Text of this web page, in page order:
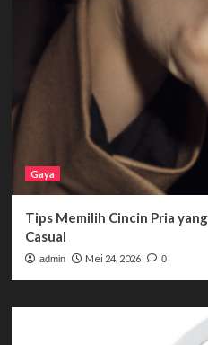
Gaya
Tips Memilih Cincin Pria
Casual
admin Mei 24, 2026 0